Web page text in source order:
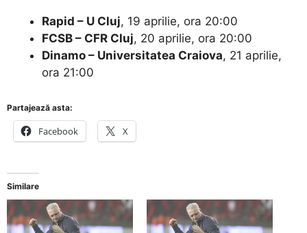
Rapid – U Cluj, 19 aprilie, ora 20:00
FCSB – CFR Cluj, 20 aprilie, ora 20:00
Dinamo – Universitatea Craiova, 21 aprilie,
ora 21:00
Partajează asta:
Facebook X
Similare